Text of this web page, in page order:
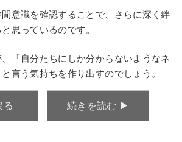
意識を確認することで、さらに深く絆
思っているのです。
「自分たちにしか分からないようなネ
言う気持ちを作り出すのでしょう。
る 続きを読む ▶︎